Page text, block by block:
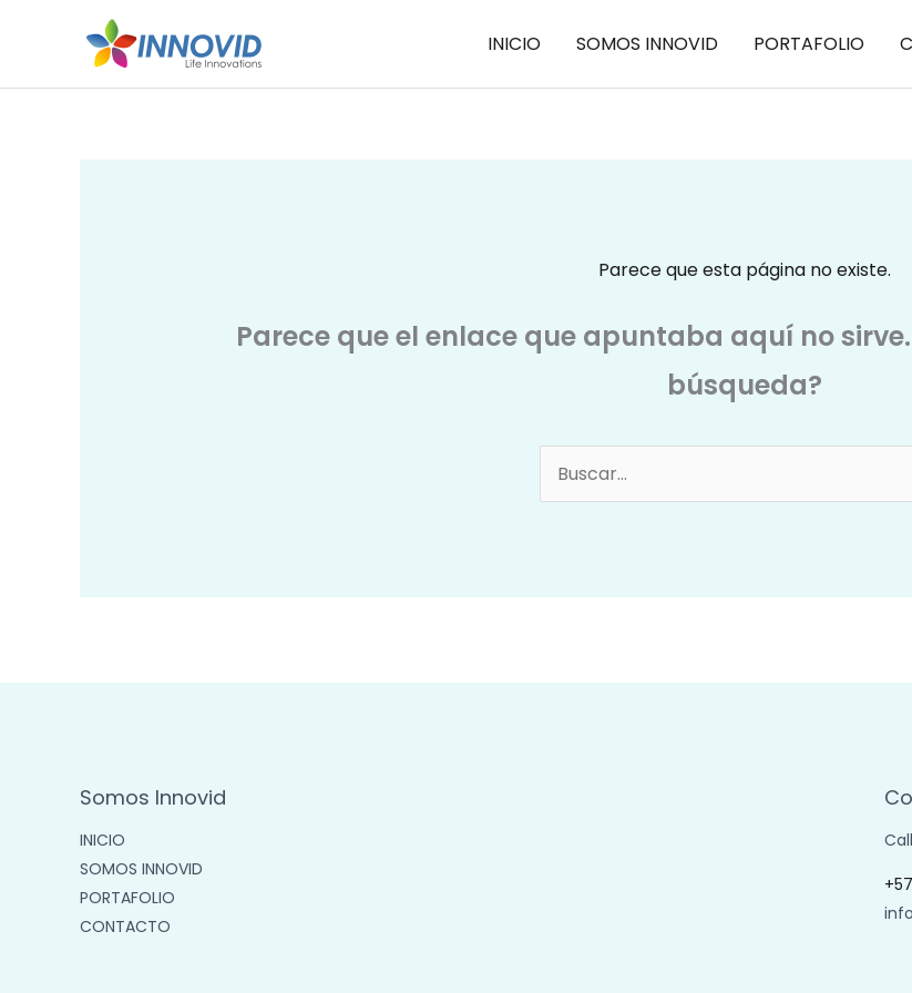
INICIO SOMOS INNOVID PORTAFOLIO
Parece que esta página no existe.
Parece que el enlace que apuntaba aquí no
búsqueda?
Buscar
por:
Somos Innovid
INICIO
SOMOS INNOVID
PORTAFOLIO
CONTACTO